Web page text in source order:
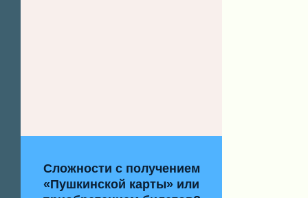
Сложности с получением
«Пушкинской карты» или